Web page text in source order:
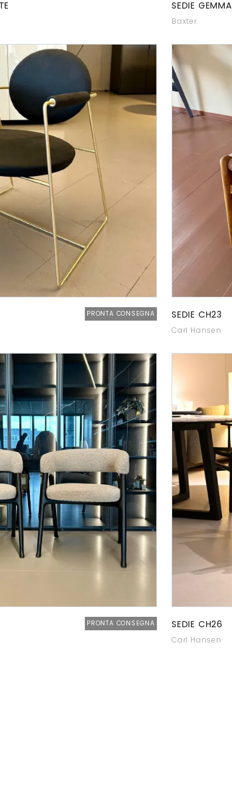
SEDIE GEMMA
Baxter
PRONTA CONSEGNA SEDIE CH23
Carl Hansen
PRONTA CONSEGNA SEDIE CH26
Carl Hansen